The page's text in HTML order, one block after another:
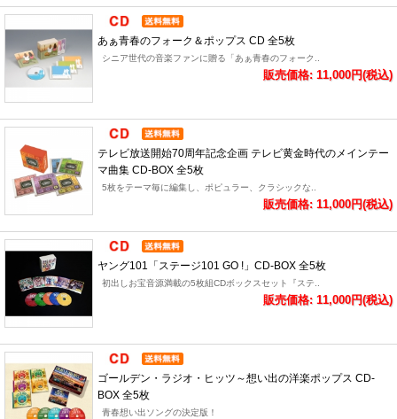
あぁ青春のフォーク＆ポップス CD 全5枚
シニア世代の音楽ファンに贈る「あぁ青春のフォーク..
販売価格: 11,000円(税込)
テレビ放送開始70周年記念企画 テレビ黄金時代のメインテー
マ曲集 CD-BOX 全5枚
5枚をテーマ毎に編集し、ポピュラー、クラシックな..
販売価格: 11,000円(税込)
ヤング101「ステージ101 GO !」CD-BOX 全5枚
初出しお宝音源満載の5枚組CDボックスセット『ステ..
販売価格: 11,000円(税込)
ゴールデン・ラジオ・ヒッツ～想い出の洋楽ポップス CD-
BOX 全5枚
青春想い出ソングの決定版！